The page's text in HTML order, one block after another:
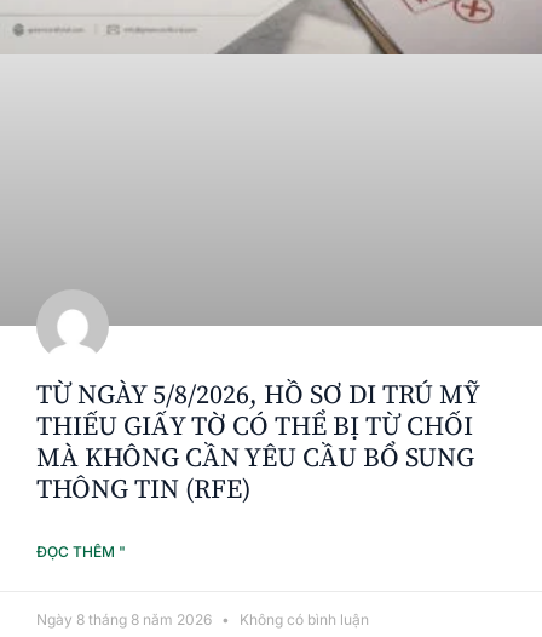
TỪ NGÀY 5/8/2026, HỒ SƠ DI TRÚ MỸ
THIẾU GIẤY TỜ CÓ THỂ BỊ TỪ CHỐI
MÀ KHÔNG CẦN YÊU CẦU BỔ SUNG
THÔNG TIN (RFE)
ĐỌC THÊM "
Ngày 8 tháng 8 năm 2026 Không có bình luận